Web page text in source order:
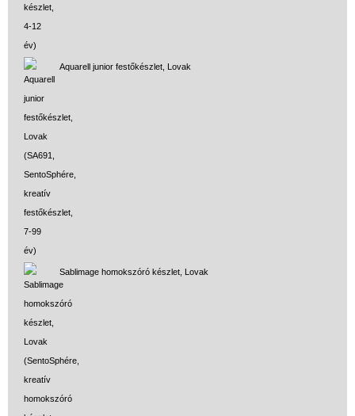
Aquarell junior festőkészlet, Lovak
Sablimage homokszóró készlet, Lovak